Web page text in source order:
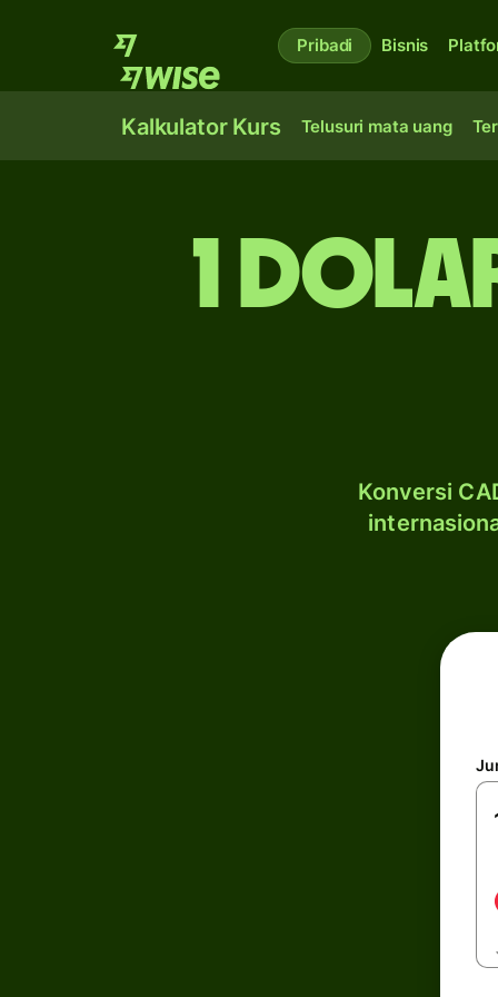
Pribadi Bisnis
Kalkulator Kurs Telusuri mata uang
1
Konversi